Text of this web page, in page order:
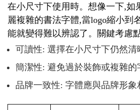
在小尺寸下使用時。想像一下,如
麗複雜的書法字體,當logo縮小到
能就變得難以辨認了。關鍵考慮
可讀性: 選擇在小尺寸下仍然清
簡潔性: 避免過於裝飾或複雜的
品牌一致性: 字體應與品牌形象